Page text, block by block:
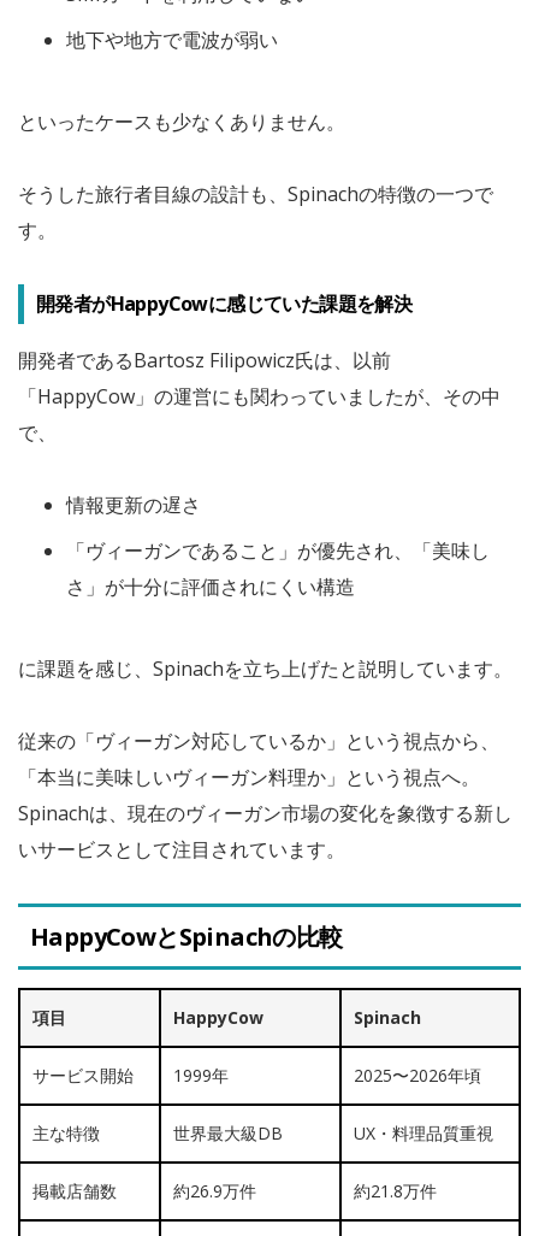
地下や地方で電波が弱い
といったケースも少なくありません。
そうした旅行者目線の設計も、Spinachの特徴の一つで
す。
開発者がHappyCowに感じていた課題を解決
開発者であるBartosz Filipowicz氏は、以前
「HappyCow 」の運営にも関わっていましたが、その中
で、
情報更新の遅さ
「ヴィーガンであること」が優先され、「美味し
さ」が十分に評価されにくい構造
に課題を感じ、Spinachを立ち上げたと説明しています。
従来の「ヴィーガン対応しているか」という視点から、
「本当に美味しいヴィーガン料理か」という視点へ。
Spinachは、現在のヴィーガン市場の変化を象徴する新し
いサービスとして注目されています。
HappyCowとSpinachの比較
項目 HappyCow Spinach
サービス開始 1999年 2025〜2026年頃
主な特徴 世界最大級DB UX・料理品質重視
掲載店舗数 約26.9万件 約21.8万件